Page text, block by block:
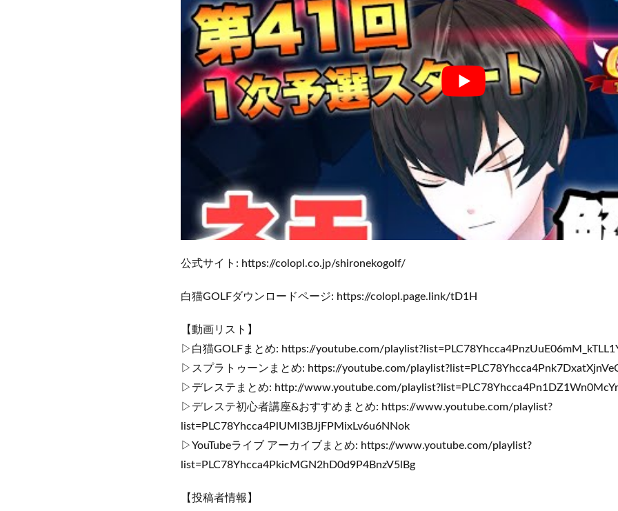
公式サイト: https://colopl.co.jp/shironekogolf/
白猫GOLFダウンロードページ: https://colopl.page.link/tD1H
【動画リスト】
▷白猫GOLFまとめ: https://youtube.com/
▷スプラトゥーンまとめ: https://youtube.com/
▷デレステまとめ: http://www.youtube.com/
▷デレステ初心者講座&おすすめまとめ: https://www.youtube.com/playlist?
list=PLC78Yhcca4PlUMl3BJjFPMixLv6u6NNok
▷YouTubeライブ アーカイブまとめ: https://www.youtube.com/playlist?
list=PLC78Yhcca4PkicMGN2hD0d9P4BnzV5lBg
【投稿者情報】